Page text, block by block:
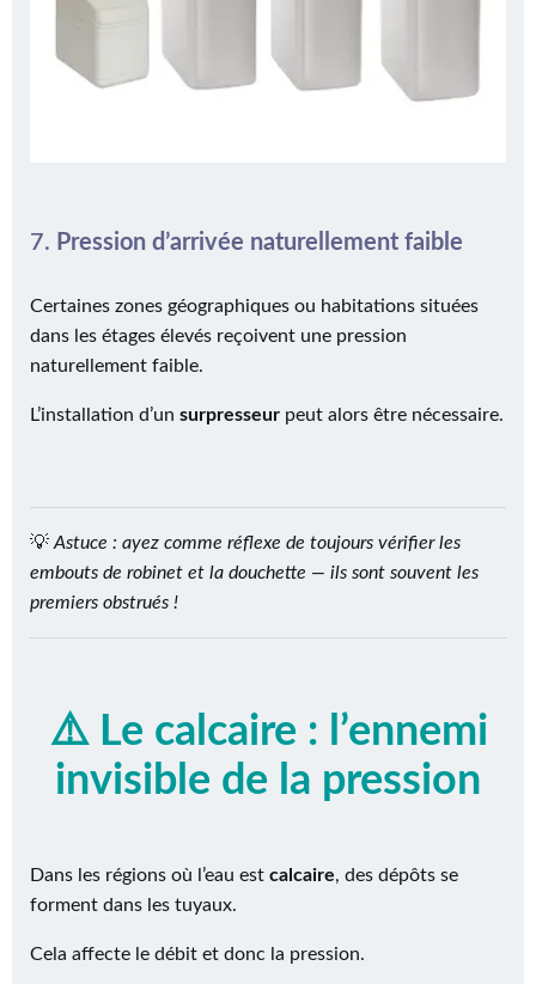
7. Pression d’arrivée naturellement faible
Certaines zones géographiques ou habitations situées
dans les étages élevés reçoivent une pression
naturellement faible.
L’installation d’un surpresseur peut alors être nécessaire.
💡 Astuce : ayez comme réflexe de toujours vérifier les
embouts de robinet et la douchette — ils sont souvent les
premiers obstrués !
⚠️ Le calcaire : l’ennemi
invisible de la pression
Dans les régions où l’eau est calcaire, des dépôts se
forment dans les tuyaux.
Cela affecte le débit et donc la pression.